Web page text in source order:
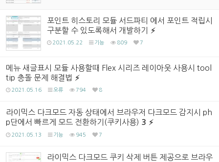
포인트 히스토리 모듈 서드파티 에서 포인트 적립시
구분할 수 있도록해서 개발하기
2021.05.22 기능 809 7
메뉴 새글표시 모듈 사용할때 Flex 시리즈 레이아웃 사용시 tool
tip 충돌 문제 해결법
2021.05.16 오류 794 8
라이믹스 다크모드 자동 상태에서 브라우저 다크모드 감지시 ph
p단에서 빠르게 모드 전환하기(쿠키사용) 3
2021.05.13 기능 945 7
라이믹스 다크모드 쿠키 삭제 버튼 제공으로 브라우